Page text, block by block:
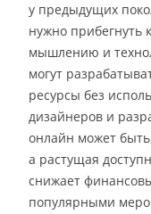
у предыдущих
нужно прибегнуть
мышлению и
могут
ресурсы без
дизайнеров и
онлайн может
а растущая
снижает
популярными